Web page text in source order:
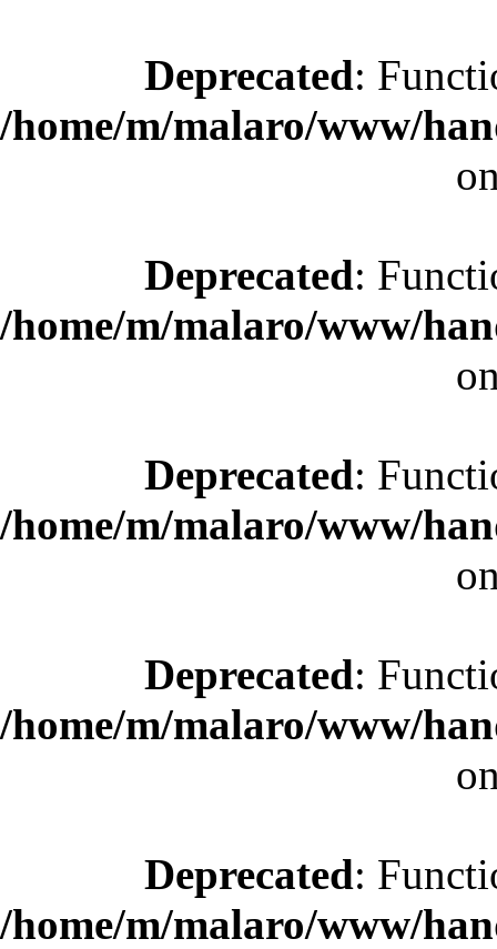
Deprecated:
/home/m/malaro/www/
Deprecated:
/home/m/malaro/www/
Deprecated:
/home/m/malaro/www/
Deprecated:
/home/m/malaro/www/
Deprecated:
/home/m/malaro/www/